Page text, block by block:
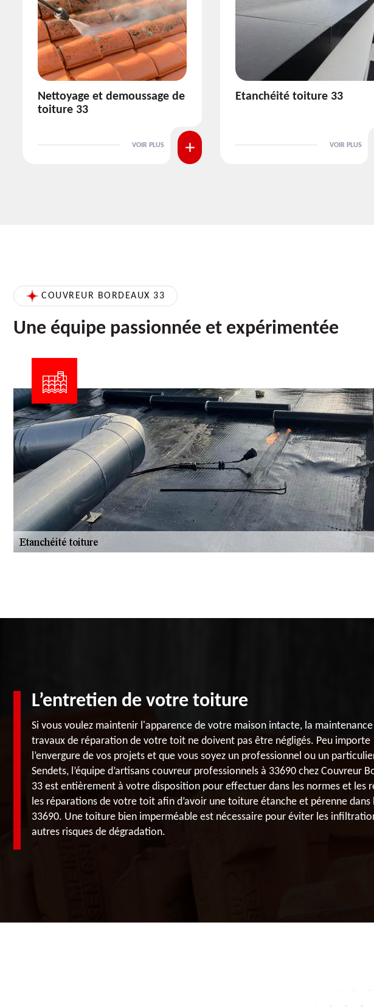
Etanchéité toiture 33
VOIR PLUS
Réparation de toiture 33
VOIR PLUS
COUVREUR BORDEAUX 33
Une équipe passionnée et expérimentée
L’entretien de votre toiture
Si vous voulez maintenir l'apparence de votre maison intacte, la
travaux de réparation de votre toit ne doivent pas être négligés. Peu importe
l’envergure de vos projets et que vous soyez un professionnel ou un
Sendets, l’équipe d’artisans couvreur professionnels à 33690 chez Couvreur
33 est entièrement à votre disposition pour effectuer dans les normes et les
les réparations de votre toit afin d’avoir une toiture étanche et pérenne dans
33690. Une toiture bien imperméable est nécessaire pour éviter les
autres risques de dégradation.